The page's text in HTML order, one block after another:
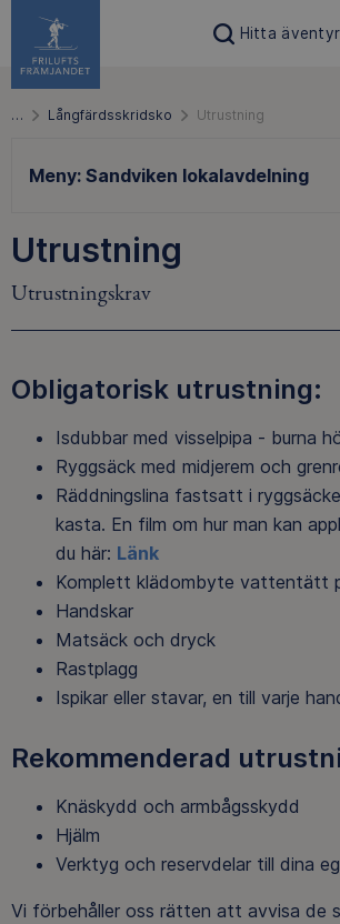
Hitta äventyr
… Långfärdsskridsko Utrustning
Meny: Sandviken lokalavdelning
Utrustning
Utrustningskrav
Obligatorisk utrustning:
Isdubbar med visselpipa - burna
Ryggsäck med midjerem och
Räddningslina fastsatt i
kasta. En film om hur man kan
du här: Länk
Komplett klädombyte vattentätt
Handskar
Matsäck och dryck
Rastplagg
Ispikar eller stavar, en till varje
Rekommenderad
Knäskydd och armbågsskydd
Hjälm
Verktyg och reservdelar till dina
Vi förbehåller oss rätten att avvisa de